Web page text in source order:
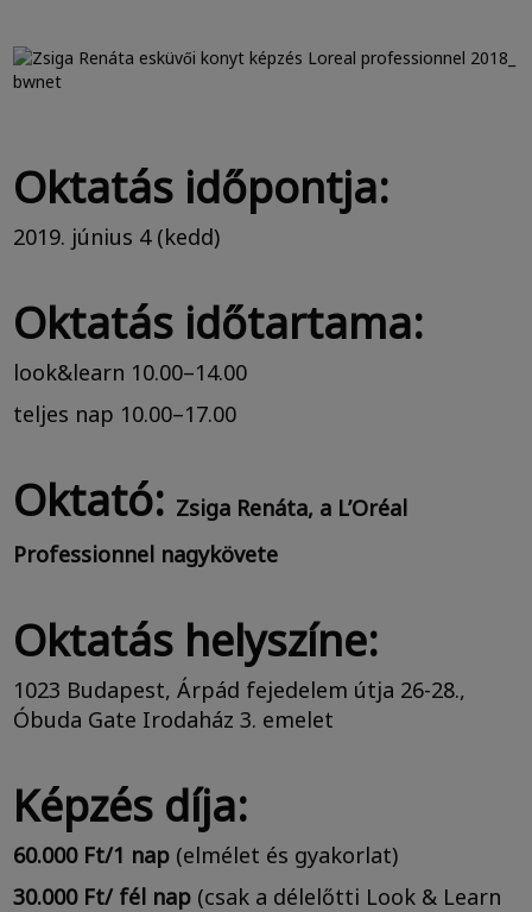
Oktatás időpontja:
2019. június 4 (kedd)
Oktatás időtartama:
look&learn 10.00–14.00
teljes nap 10.00–17.00
Oktató: Zsiga Renáta, a L’Oréal
Professionnel nagykövete
Oktatás helyszíne:
1023 Budapest, Árpád fejedelem útja 26-28.,
Óbuda Gate Irodaház 3. emelet
Képzés díja:
60.000 Ft/1 nap (elmélet és gyakorlat)
30.000 Ft/ fél nap (csak a délelőtti Look & Learn